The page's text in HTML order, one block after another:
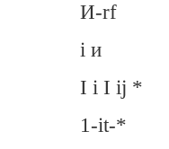
И-rf
i и
I i I ij *
1-it-*